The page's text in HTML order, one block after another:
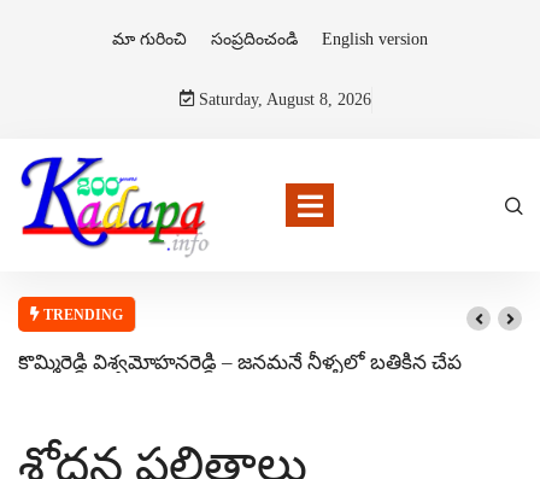
మా గురించి సంప్రదించండి English version
Saturday, August 8, 2026
TRENDING
కొమ్మిరెడ్డి విశ్వమోహనరెడ్డి – జనమనే నీళ్ళలో బతికిన చేప
శోధన ఫలితాలు